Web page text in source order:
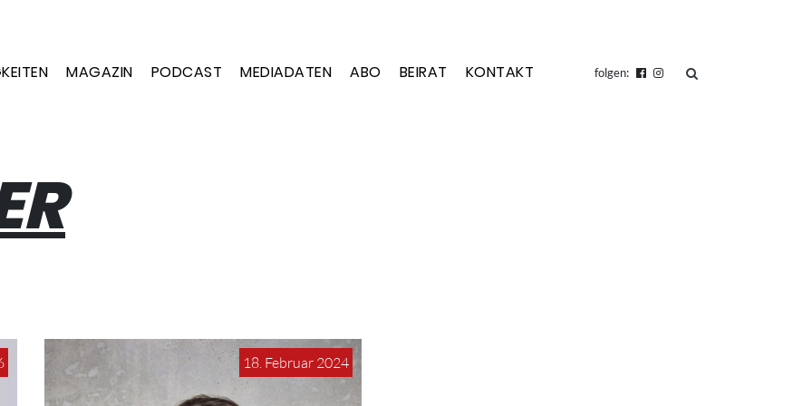
MAGAZIN PODCAST MEDIADATEN ABO BEIRAT KONTAKT folgen: suchen
18. Februar 2024